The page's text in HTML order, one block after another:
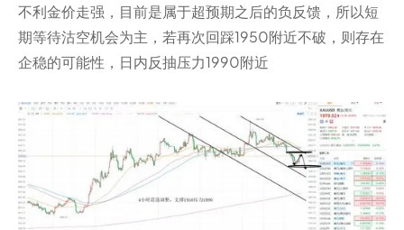
不利金价走强，目前是属于超预期之后的负反馈，所以短
期等待沽空机会为主，若再次回踩1950附近不破，则存在
企稳的可能性，日内反抽压力1990附近